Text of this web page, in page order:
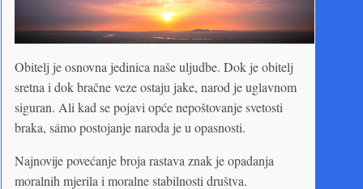
Obitelj je osnovna jedinica naše uljudbe. Dok je obitelj
sretna i dok bračne veze ostaju jake, narod je uglavnom
siguran. Ali kad se pojavi opće nepoštovanje svetosti
braka, sámo postojanje naroda je u opasnosti.
Najnovije povećanje broja rastava znak je opadanja
moralnih mjerila i moralne stabilnosti društva.